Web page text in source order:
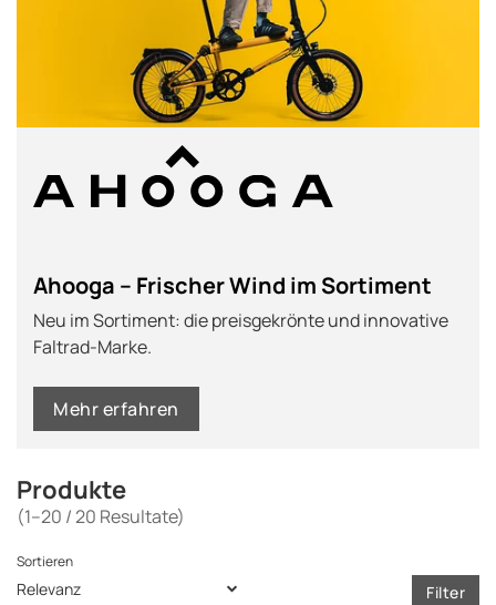
Ahooga – Frischer Wind im Sortiment
Neu im Sortiment: die preisgekrönte und innovative
Faltrad-Marke.
Mehr erfahren
Produkte
(1–20 / 20 Resultate)
Sortieren
Filter